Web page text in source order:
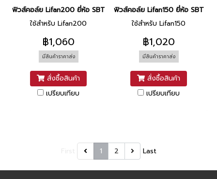
ฟิวส์คอล์ย Lifan200 ยี่ห้อ SBT
ใช้สำหรับ Lifan200
฿1,060
มีสินค้าราคาส่ง
สั่งซื้อสินค้า
เปรียบเทียบ
ฟิวส์คอล์ย Lifan150 ยี่ห้อ SBT
ใช้สำหรับ Lifan150
฿1,020
มีสินค้าราคาส่ง
สั่งซื้อสินค้า
เปรียบเทียบ
1 2 Last